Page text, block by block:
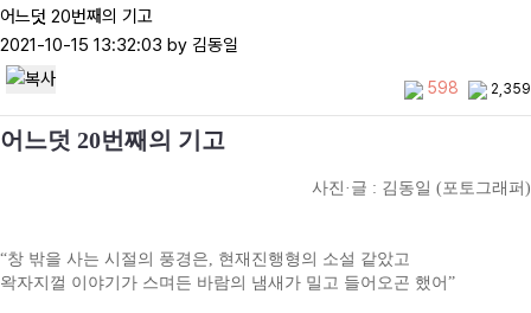
어느덧 20번째의 기고
2021-10-15 13:32:03 by 김동일
598 2,359
어느덧 20번째의 기고
사진·글 : 김동일 (포토그래퍼)
“창 밖을 사는 시절의 풍경은, 현재진행형의 소설 같았고
왁자지껄 이야기가 스며든 바람의 냄새가 밀고 들어오곤 했어”